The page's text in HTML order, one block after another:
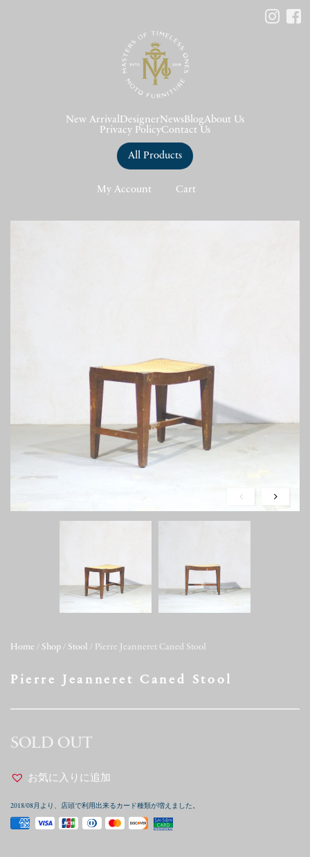
New Arrival DesignerNews BlogAbout Us
Privacy PolicyContact Us
All Products
My Account Cart
Home / Shop / Stool / Pierre Jeanneret Caned Stool
Pierre Jeanneret Caned Stool
SOLD OUT
お気に入りに追加
2018/08月より、店頭で利用出来るカード種類が増えました。